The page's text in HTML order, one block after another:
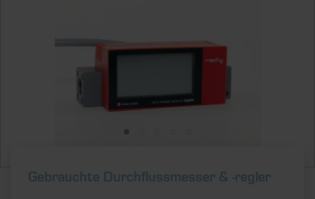
Gebrauchte Durch­fluss­messer & ­-regler